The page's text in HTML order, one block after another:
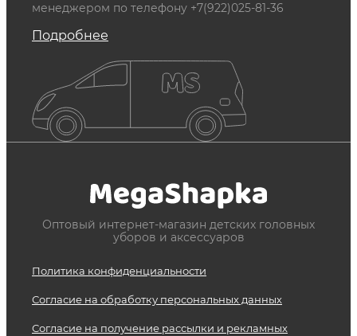
менеджером по телефону +7(922)025-81-36
Подробнее
Оптовый интернет-магазин детских головных
уборов и аксессуаров
Политика конфиденциальности
Согласие на обработку персональных данных
Согласие на получение рассылки и рекламных